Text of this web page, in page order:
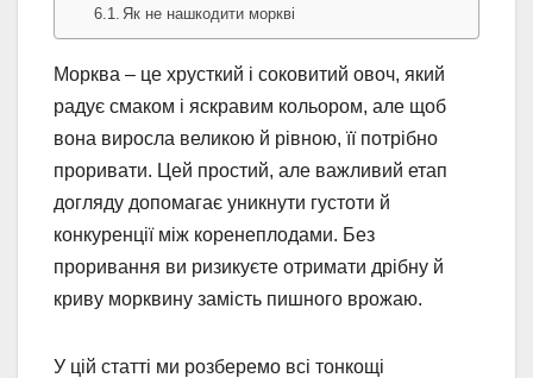
Як не нашкодити моркві
Морква – це хрусткий і соковитий овоч, який
радує смаком і яскравим кольором, але щоб
вона виросла великою й рівною, її потрібно
проривати. Цей простий, але важливий етап
догляду допомагає уникнути густоти й
конкуренції між коренеплодами. Без
проривання ви ризикуєте отримати дрібну й
криву морквину замість пишного врожаю.
У цій статті ми розберемо всі тонкощі